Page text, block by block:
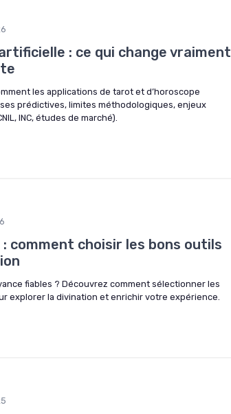
: ce qui change vraiment
les applications de tarot et d’horoscope
prédictives, limites méthodologiques, enjeux
INC, études de marché).
comment choisir les bons outils
fiables ? Découvrez comment sélectionner les
explorer la divination et enrichir votre expérience.